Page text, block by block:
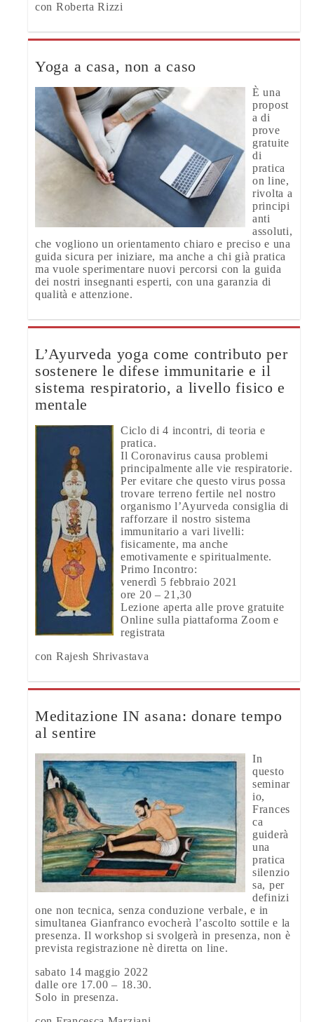
con Roberta Rizzi
Yoga a casa, non a caso
È una
propost
a di
prove
gratuite
di
pratica
on line,
rivolta a
principi
anti
assoluti,
che vogliono un orientamento chiaro e preciso e una
guida sicura per iniziare, ma anche a chi già pratica
ma vuole sperimentare nuovi percorsi con la guida
dei nostri insegnanti esperti, con una garanzia di
qualità e attenzione.
L’Ayurveda yoga come contributo per
sostenere le difese immunitarie e il
sistema respiratorio, a livello fisico e
mentale
Ciclo di 4 incontri, di teoria e
pratica.
Il Coronavirus causa problemi
principalmente alle vie respiratorie.
Per evitare che questo virus possa
trovare terreno fertile nel nostro
organismo l’Ayurveda consiglia di
rafforzare il nostro sistema
immunitario a vari livelli:
fisicamente, ma anche
emotivamente e spiritualmente.
Primo Incontro:
venerdì 5 febbraio 2021
ore 20 – 21,30
Lezione aperta alle prove gratuite
Online sulla piattaforma Zoom e
registrata
con Rajesh Shrivastava
Meditazione IN asana: donare tempo
al sentire
In
questo
seminar
io,
Frances
ca
guiderà
una
pratica
silenzio
sa, per
definizi
one non tecnica, senza conduzione verbale, e in
simultanea Gianfranco evocherà l’ascolto sottile e la
presenza. Il workshop si svolgerà in presenza, non è
prevista registrazione nè diretta on line.
sabato 14 maggio 2022
dalle ore 17.00 – 18.30.
Solo in presenza.